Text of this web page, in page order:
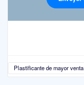
Plastificante de mayor venta